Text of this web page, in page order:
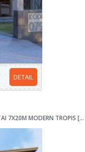
DETAIL
KAMAR UTAMA SEKELAS HOTEL! RUMAH 2 LANTAI 7X20M MODERN TROPIS [KODE 028]